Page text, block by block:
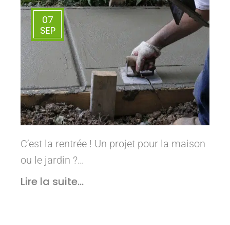
07
SEP
C’est la rentrée ! Un projet pour la maison
ou le jardin ?…
Lire la suite...